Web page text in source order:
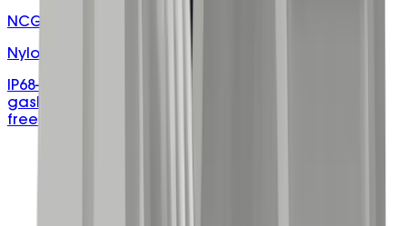
NCG-MXX/B
Nylon Cable Glands
IP68-rated black nylon PA66 cable glands with TPE
gasket, UV and vibration resistance, and halogen-
free construction.